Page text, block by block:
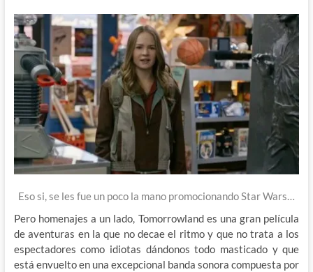
Eso si, se les fue un poco la mano promocionando Star Wars…
Pero homenajes a un lado, Tomorrowland es una gran película
de aventuras en la que no decae el ritmo y que no trata a los
espectadores como idiotas dándonos todo masticado y que
está envuelto en una excepcional banda sonora compuesta por